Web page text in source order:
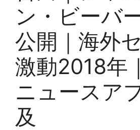
ン・ビーバ
公開｜海外
激動2018年
ニュースア
及